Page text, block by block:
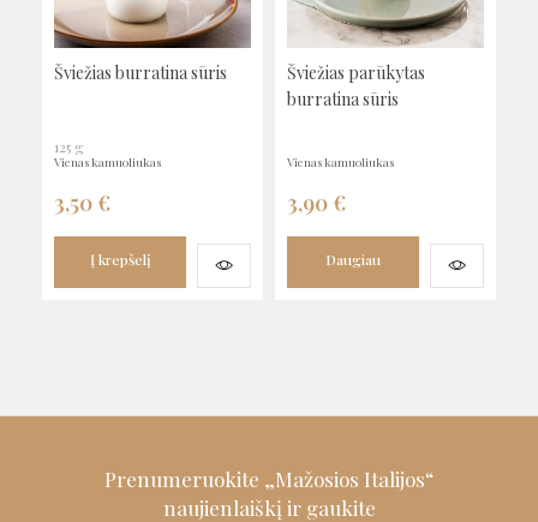
Šviežias burratina sūris
125 g
vienas kamuoliukas
3,50 €
Į krepšelį
Šviežias parūkytas
burratina sūris
vienas kamuoliukas
3,90 €
Daugiau
Prenumeruokite „Mažosios Italijos“
naujienlaiškį ir gaukite